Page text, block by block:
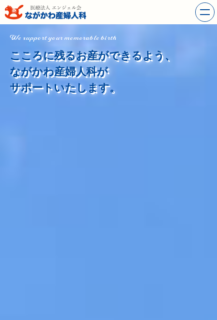
We support your memorable birth
こころに残るお産ができるよう、
ながかわ産婦人科が
サポートいたします。